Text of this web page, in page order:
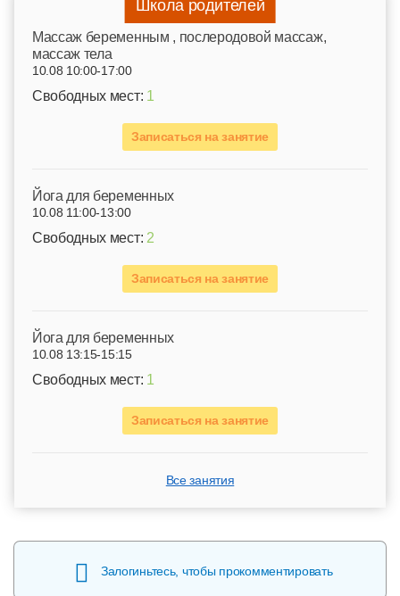
Школа родителей
Mассаж беременным , послеродовой массаж,
массаж тела
10.08 10:00-17:00
Свободных мест: 1
Записаться на занятие
Йога для беременных
10.08 11:00-13:00
Свободных мест: 2
Записаться на занятие
Йога для беременных
10.08 13:15-15:15
Свободных мест: 1
Записаться на занятие
Все занятия
Залогиньтесь, чтобы прокомментировать